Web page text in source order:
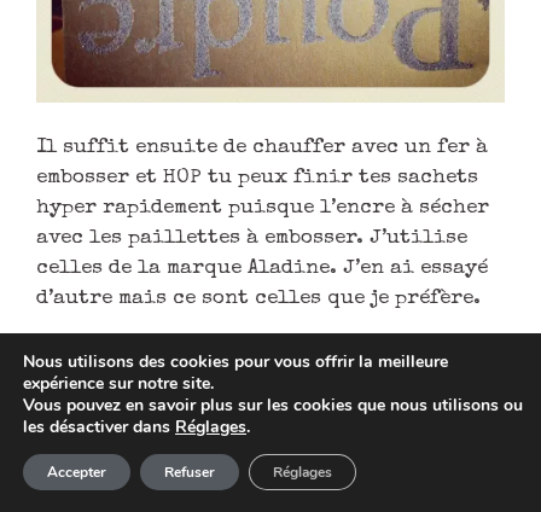
Il suffit ensuite de chauffer avec un fer à
embosser et HOP tu peux finir tes sachets
hyper rapidement puisque l’encre à sécher
avec les paillettes à embosser. J’utilise
celles de la marque Aladine. J’en ai essayé
d’autre mais ce sont celles que je préfère.
Article ajouté au panier
0 Produit - 0,00
Nous utilisons des cookies pour vous offrir la meilleure
expérience sur notre site.
Vous pouvez en savoir plus sur les cookies que nous utilisons ou
les désactiver dans Réglages.
Accepter Refuser Réglages